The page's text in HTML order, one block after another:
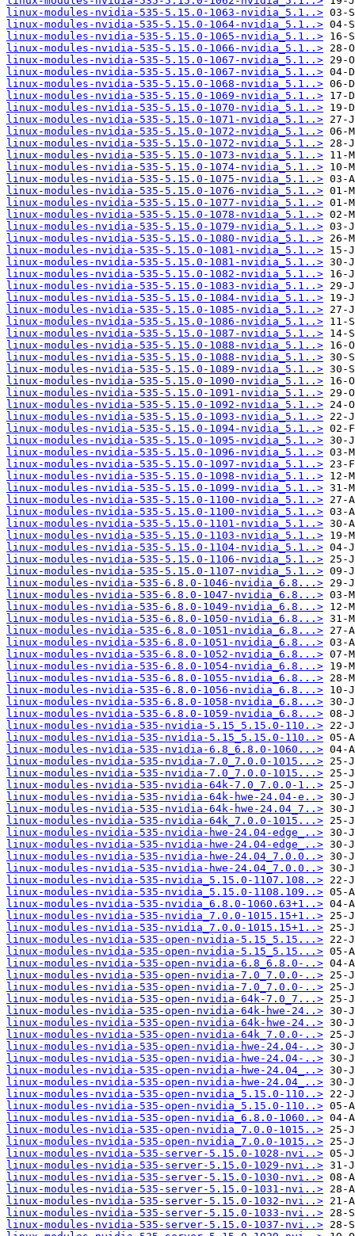
linux-modules-nvidia-535-5.15.0-1063-nvidia_5.1..>
linux-modules-nvidia-535-5.15.0-1064-nvidia_5.1..>
linux-modules-nvidia-535-5.15.0-1065-nvidia_5.1..>
linux-modules-nvidia-535-5.15.0-1066-nvidia_5.1..>
linux-modules-nvidia-535-5.15.0-1067-nvidia_5.1..>
linux-modules-nvidia-535-5.15.0-1067-nvidia_5.1..>
linux-modules-nvidia-535-5.15.0-1068-nvidia_5.1..>
linux-modules-nvidia-535-5.15.0-1069-nvidia_5.1..>
linux-modules-nvidia-535-5.15.0-1070-nvidia_5.1..>
linux-modules-nvidia-535-5.15.0-1071-nvidia_5.1..>
linux-modules-nvidia-535-5.15.0-1072-nvidia_5.1..>
linux-modules-nvidia-535-5.15.0-1072-nvidia_5.1..>
linux-modules-nvidia-535-5.15.0-1073-nvidia_5.1..>
linux-modules-nvidia-535-5.15.0-1074-nvidia_5.1..>
linux-modules-nvidia-535-5.15.0-1075-nvidia_5.1..>
linux-modules-nvidia-535-5.15.0-1076-nvidia_5.1..>
linux-modules-nvidia-535-5.15.0-1077-nvidia_5.1..>
linux-modules-nvidia-535-5.15.0-1078-nvidia_5.1..>
linux-modules-nvidia-535-5.15.0-1079-nvidia_5.1..>
linux-modules-nvidia-535-5.15.0-1080-nvidia_5.1..>
linux-modules-nvidia-535-5.15.0-1081-nvidia_5.1..>
linux-modules-nvidia-535-5.15.0-1081-nvidia_5.1..>
linux-modules-nvidia-535-5.15.0-1082-nvidia_5.1..>
linux-modules-nvidia-535-5.15.0-1083-nvidia_5.1..>
linux-modules-nvidia-535-5.15.0-1084-nvidia_5.1..>
linux-modules-nvidia-535-5.15.0-1085-nvidia_5.1..>
linux-modules-nvidia-535-5.15.0-1086-nvidia_5.1..>
linux-modules-nvidia-535-5.15.0-1087-nvidia_5.1..>
linux-modules-nvidia-535-5.15.0-1088-nvidia_5.1..>
linux-modules-nvidia-535-5.15.0-1088-nvidia_5.1..>
linux-modules-nvidia-535-5.15.0-1089-nvidia_5.1..>
linux-modules-nvidia-535-5.15.0-1090-nvidia_5.1..>
linux-modules-nvidia-535-5.15.0-1091-nvidia_5.1..>
linux-modules-nvidia-535-5.15.0-1092-nvidia_5.1..>
linux-modules-nvidia-535-5.15.0-1093-nvidia_5.1..>
linux-modules-nvidia-535-5.15.0-1094-nvidia_5.1..>
linux-modules-nvidia-535-5.15.0-1095-nvidia_5.1..>
linux-modules-nvidia-535-5.15.0-1096-nvidia_5.1..>
linux-modules-nvidia-535-5.15.0-1097-nvidia_5.1..>
linux-modules-nvidia-535-5.15.0-1098-nvidia_5.1..>
linux-modules-nvidia-535-5.15.0-1099-nvidia_5.1..>
linux-modules-nvidia-535-5.15.0-1100-nvidia_5.1..>
linux-modules-nvidia-535-5.15.0-1100-nvidia_5.1..>
linux-modules-nvidia-535-5.15.0-1101-nvidia_5.1..>
linux-modules-nvidia-535-5.15.0-1103-nvidia_5.1..>
linux-modules-nvidia-535-5.15.0-1104-nvidia_5.1..>
linux-modules-nvidia-535-5.15.0-1106-nvidia_5.1..>
linux-modules-nvidia-535-5.15.0-1107-nvidia_5.1..>
linux-modules-nvidia-535-6.8.0-1046-nvidia_6.8...>
linux-modules-nvidia-535-6.8.0-1047-nvidia_6.8...>
linux-modules-nvidia-535-6.8.0-1049-nvidia_6.8...>
linux-modules-nvidia-535-6.8.0-1050-nvidia_6.8...>
linux-modules-nvidia-535-6.8.0-1051-nvidia_6.8...>
linux-modules-nvidia-535-6.8.0-1051-nvidia_6.8...>
linux-modules-nvidia-535-6.8.0-1052-nvidia_6.8...>
linux-modules-nvidia-535-6.8.0-1054-nvidia_6.8...>
linux-modules-nvidia-535-6.8.0-1055-nvidia_6.8...>
linux-modules-nvidia-535-6.8.0-1056-nvidia_6.8...>
linux-modules-nvidia-535-6.8.0-1058-nvidia_6.8...>
linux-modules-nvidia-535-6.8.0-1059-nvidia_6.8...>
linux-modules-nvidia-535-nvidia-5.15_5.15.0-110..>
linux-modules-nvidia-535-nvidia-5.15_5.15.0-110..>
linux-modules-nvidia-535-nvidia-6.8_6.8.0-1060...>
linux-modules-nvidia-535-nvidia-7.0_7.0.0-1015...>
linux-modules-nvidia-535-nvidia-7.0_7.0.0-1015...>
linux-modules-nvidia-535-nvidia-64k-7.0_7.0.0-1..>
linux-modules-nvidia-535-nvidia-64k-hwe-24.04-e..>
linux-modules-nvidia-535-nvidia-64k-hwe-24.04_7..>
linux-modules-nvidia-535-nvidia-64k_7.0.0-1015...>
linux-modules-nvidia-535-nvidia-hwe-24.04-edge_..>
linux-modules-nvidia-535-nvidia-hwe-24.04-edge_..>
linux-modules-nvidia-535-nvidia-hwe-24.04_7.0.0..>
linux-modules-nvidia-535-nvidia-hwe-24.04_7.0.0..>
linux-modules-nvidia-535-nvidia_5.15.0-1107.108..>
linux-modules-nvidia-535-nvidia_5.15.0-1108.109..>
linux-modules-nvidia-535-nvidia_6.8.0-1060.63+1..>
linux-modules-nvidia-535-nvidia_7.0.0-1015.15+1..>
linux-modules-nvidia-535-nvidia_7.0.0-1015.15+1..>
linux-modules-nvidia-535-open-nvidia-5.15_5.15...>
linux-modules-nvidia-535-open-nvidia-5.15_5.15...>
linux-modules-nvidia-535-open-nvidia-6.8_6.8.0-..>
linux-modules-nvidia-535-open-nvidia-7.0_7.0.0-..>
linux-modules-nvidia-535-open-nvidia-7.0_7.0.0-..>
linux-modules-nvidia-535-open-nvidia-64k-7.0_7...>
linux-modules-nvidia-535-open-nvidia-64k-hwe-24..>
linux-modules-nvidia-535-open-nvidia-64k-hwe-24..>
linux-modules-nvidia-535-open-nvidia-64k_7.0.0-..>
linux-modules-nvidia-535-open-nvidia-hwe-24.04-..>
linux-modules-nvidia-535-open-nvidia-hwe-24.04-..>
linux-modules-nvidia-535-open-nvidia-hwe-24.04_..>
linux-modules-nvidia-535-open-nvidia-hwe-24.04_..>
linux-modules-nvidia-535-open-nvidia_5.15.0-110..>
linux-modules-nvidia-535-open-nvidia_5.15.0-110..>
linux-modules-nvidia-535-open-nvidia_6.8.0-1060..>
linux-modules-nvidia-535-open-nvidia_7.0.0-1015..>
linux-modules-nvidia-535-open-nvidia_7.0.0-1015..>
linux-modules-nvidia-535-server-5.15.0-1028-nvi..>
linux-modules-nvidia-535-server-5.15.0-1029-nvi..>
linux-modules-nvidia-535-server-5.15.0-1030-nvi..>
linux-modules-nvidia-535-server-5.15.0-1031-nvi..>
linux-modules-nvidia-535-server-5.15.0-1032-nvi..>
linux-modules-nvidia-535-server-5.15.0-1033-nvi..>
linux-modules-nvidia-535-server-5.15.0-1037-nvi..>